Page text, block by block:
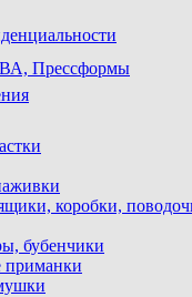
Прессформы
коробки,
бубенчики
приманки